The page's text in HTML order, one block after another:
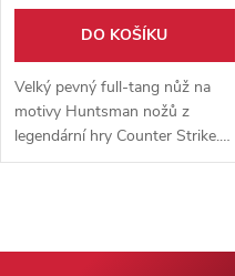
DO KOŠÍKU
Velký pevný full-tang nůž na
motivy Huntsman nožů z
legendární hry Counter Strike.
Čepel vyrobena z nerezové oceli